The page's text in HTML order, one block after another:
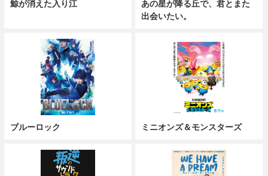
鯨が消えた入り江
あの星が降る丘で、君とまた
出会いたい。
ブルーロック ミニオンズ＆モンスターズ